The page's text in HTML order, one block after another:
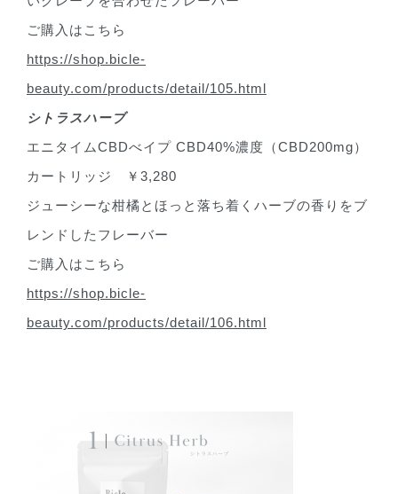
ご購入はこちら
https://shop.bicle-
beauty.com/products/detail/105.html
シトラスハーブ
エニタイムCBDべイプ CBD40%濃度（CBD200mg）
カートリッジ ￥3,280
ジューシーな柑橘とほっと落ち着くハーブの香りをブ
レンドしたフレーバー
ご購入はこちら
https://shop.bicle-
beauty.com/products/detail/106.html